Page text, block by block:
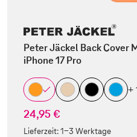
Peter Jäckel Back Cover
iPhone 17 Pro
+
24,95 €
Lieferzeit:1-3 Werktage